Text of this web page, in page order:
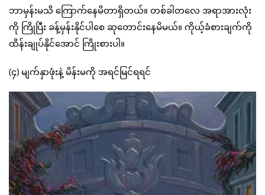
ဘာမှန်းမသိ ကြောက်နေမိတာရှိတယ်။ တစ်ခါတလေ အရာအားလုံး
ကို ကြိုပြီး ခန့်မှန်းနိုင်ပါစေ ဆုတောင်းနေမိမယ်။ ကိုယ့်ခံစားချက်ကို
ထိန်းချုပ်နိုင်အောင် ကြိုးစားပါ။
(၄) မျက်နှာဖုံးနဲ့ မိန်းမကို အရင်မြင်ရရင်